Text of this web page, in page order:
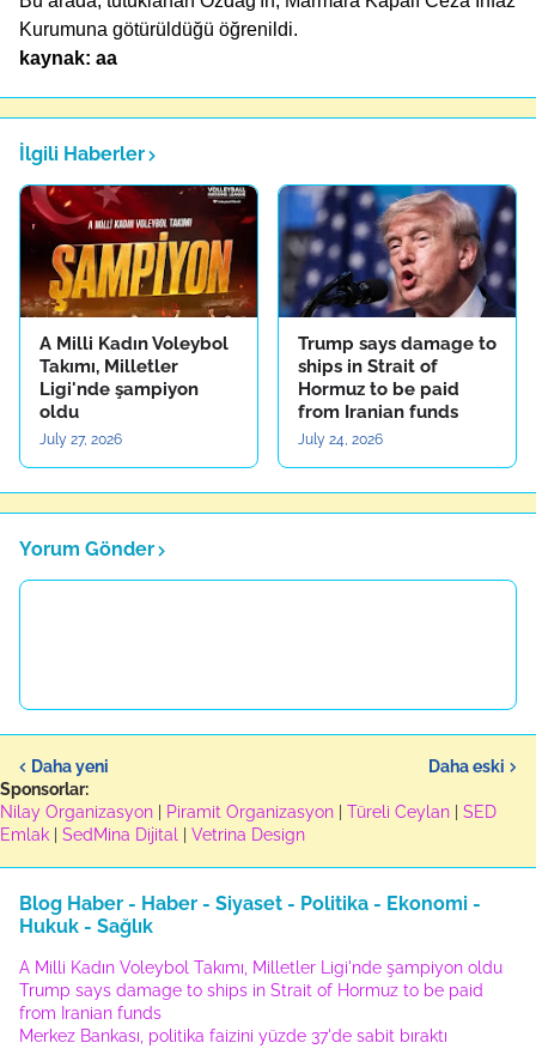
Kurumuna götürüldüğü öğrenildi.
kaynak: aa
İlgili Haberler
A Milli Kadın Voleybol
Takımı, Milletler
Ligi'nde şampiyon
oldu
July 27, 2026
Trump says damage to
ships in Strait of
Hormuz to be paid
from Iranian funds
July 24, 2026
Yorum Gönder
Daha yeni
Daha eski
Sponsorlar:
Nilay Organizasyon
Piramit Organizasyon Türeli Ceylan
SED
Emlak
SedMina Dijital Vetrina Design
Blog Haber - Haber - Siyaset - Politika - Ekonomi -
Hukuk - Sağlık
A Milli Kadın Voleybol Takımı, Milletler Ligi'nde şampiyon oldu
Trump says damage to ships in Strait of Hormuz to be paid
from Iranian funds
Merkez Bankası, politika faizini yüzde 37'de sabit bıraktı